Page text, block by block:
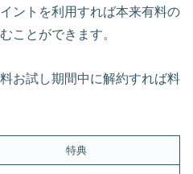
ントを利用すれば本来有料の
ことができます。
お試し期間中に解約すれば料
特典